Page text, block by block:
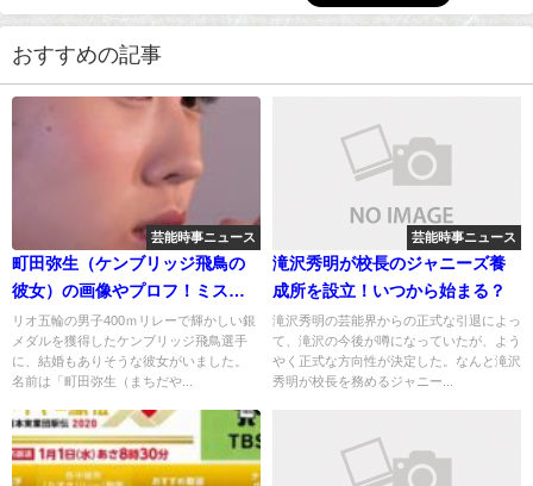
おすすめの記事
芸能時事ニュース
町田弥生（ケンブリッジ飛鳥の
彼女）の画像やプロフ！ミスコ
ン動画！
リオ五輪の男子400ｍリレーで輝かしい銀
メダルを獲得したケンブリッジ飛鳥選手
に、結婚もありそうな彼女がいました。
名前は「町田弥生（まちだや...
芸能時事ニュース
滝沢秀明が校長のジャニーズ養
成所を設立！いつから始まる？
滝沢秀明の芸能界からの正式な引退によっ
て、滝沢の今後が噂になっていたが、よう
やく正式な方向性が決定した。なんと滝沢
秀明が校長を務めるジャニー...